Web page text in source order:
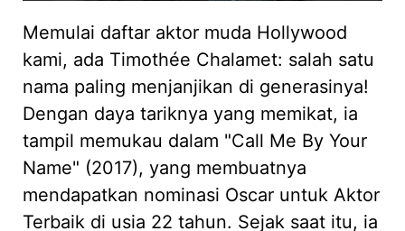
Memulai daftar aktor muda Hollywood
kami, ada Timothée Chalamet: salah satu
nama paling menjanjikan di generasinya!
Dengan daya tariknya yang memikat, ia
tampil memukau dalam "Call Me By Your
Name" (2017), yang membuatnya
mendapatkan nominasi Oscar untuk Aktor
Terbaik di usia 22 tahun. Sejak saat itu, ia